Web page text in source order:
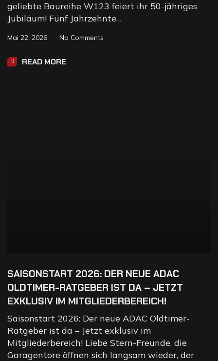
geliebte Baureihe W123 feiert ihr 50-jähriges
Jubiläum! Fünf Jahrzehnte…
Mai 22, 2026 No Comments
READ MORE
SAISONSTART 2026: DER NEUE ADAC
OLDTIMER-RATGEBER IST DA – JETZT
EXKLUSIV IM MITGLIEDERBEREICH!
Saisonstart 2026: Der neue ADAC Oldtimer-
Ratgeber ist da – Jetzt exklusiv im
Mitgliederbereich! Liebe Stern-Freunde, die
Garagentore öffnen sich langsam wieder, der